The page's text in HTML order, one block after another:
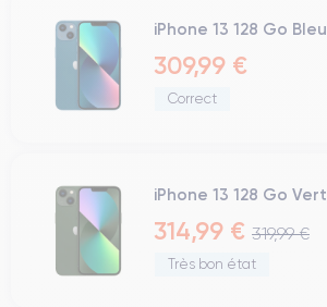
iPhone 13 128 Go Bleu
309,99 €
Correct
iPhone 13 128 Go Vert
314,99 € 319,99 €
Très bon état